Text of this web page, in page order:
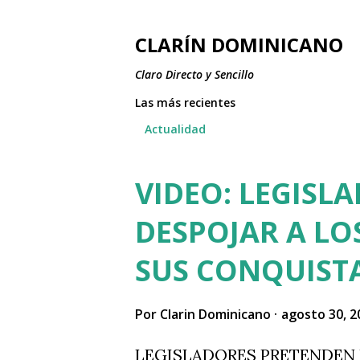
CLARÍN DOMINICANO
Claro Directo y Sencillo
Las más recientes
Actualidad
VIDEO:
DESPOJAR A
SUS
Por Clarin Dominicano agosto 30,
LEGISLADORES